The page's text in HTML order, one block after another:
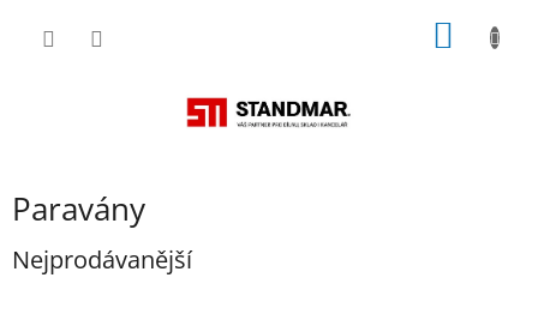
Paravány
Nejprodávanější